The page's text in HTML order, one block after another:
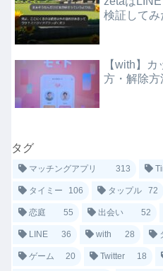
検証してみ
【with】
方・解除方
タグ
マッチングアプリ 313
タイミー 106 タップル 72
恋庭 55 出会い 52
LINE 36 with 28
ゲーム 20 Twitter 18